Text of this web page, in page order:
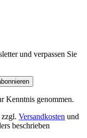
und verpassen Sie
Kenntnis genommen.
Versandkosten und
beschrieben